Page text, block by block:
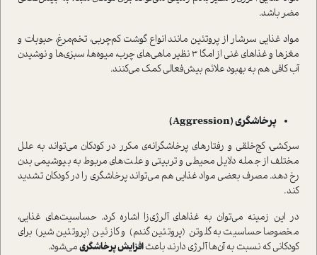
مضر باشد.
مواد غذایی سرشار از پروتئین مانند انواع گوشت کم‌چربی، تخم‌مرغ، حبوبات و
مغزها و غذاهای غنی از امگا ۳ نظیر ماهی‌های چرب، میوه‌ها، سبزی‌ها و نوشیدن
آب کافی هم به بهبود علائم بیش‌فعالی کمک می‌کنند.
پرخاشگری (Aggression)
سرکشی، کج‌خلقی و رفتارهای پرخاشگرانه‌ی مکرر در کودکان می‌تواند به علل
مختلف از جمله دلایل محیطی و تربیتی و علت‌های مربوط به بیوشیمی بدن
رخ دهد. مصرف بعضی مواد غذایی هم می‌تواند پرخاشگری را در کودکان تشدید
کند.
در این زمینه می‌توان به غذاهای آلرژی‌زا اشاره کرد. حساسیت‌های غذایی،
مخصوصا حساسیت به گلوتن (پروتئین گندم) و کازئین (پروتئین شیر) برای
کودکانی که نسبت به آن‌ها آلرژی دارند باعثافزایش پرخاشگریمی‌شود.